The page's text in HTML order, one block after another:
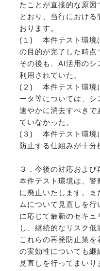
たことが直接的な原
とおり、当行における
おります。
(１) 本件テスト環境
の目的が完了した時点
その後も、AI活用のシ
利用されていた。
(２) 本件テスト環境
ータ等については、シ
速やかに消去すべきで
ていなかった。
(３) 本件テスト環境
防止する仕組みが十分
３．今後の対応および
本件テスト環境は、警
に廃止いたします。ま
ムについて見直しを
に応じて最新のセキ
し、継続的なリスク低
これらの再発防止策
の実効性についても継
見直しを行ってまいり